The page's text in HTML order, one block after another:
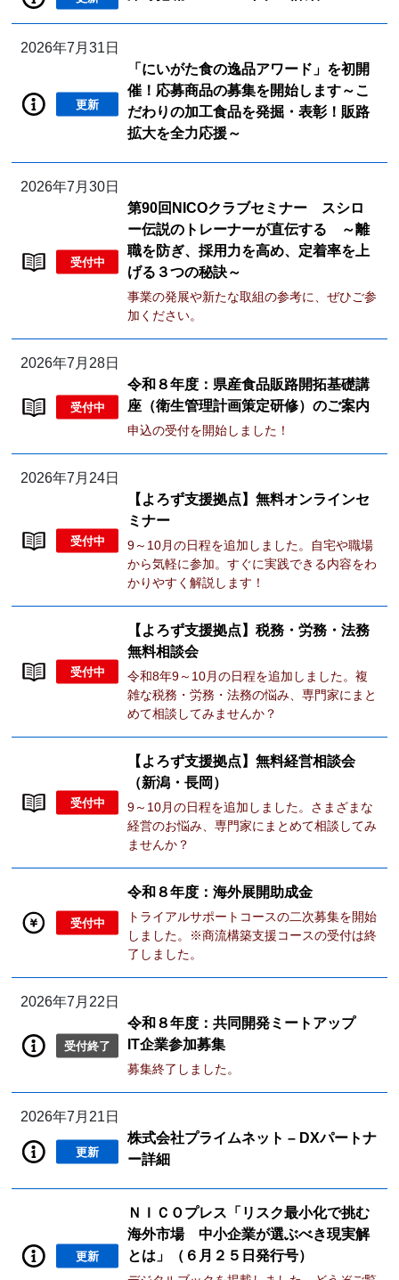
2026年7月31日
更新
「にいがた食の逸品アワード」を初開
催！応募商品の募集を開始します～こ
だわりの加工食品を発掘・表彰！販路
拡大を全力応援～
2026年7月30日
受付中
第90回NICOクラブセミナー スシロ
ー伝説のトレーナーが直伝する ～離
職を防ぎ、採用力を高め、定着率を上
げる３つの秘訣～
事業の発展や新たな取組の参考に、ぜひご参
加ください。
2026年7月28日
受付中
令和８年度：県産食品販路開拓基礎講
座（衛生管理計画策定研修）のご案内
申込の受付を開始しました！
2026年7月24日
受付中
【よろず支援拠点】無料オンラインセ
ミナー
9～10月の日程を追加しました。自宅や職場
から気軽に参加。すぐに実践できる内容をわ
かりやすく解説します！
受付中
【よろず支援拠点】税務・労務・法務
無料相談会
令和8年9～10月の日程を追加しました。複
雑な税務・労務・法務の悩み、専門家にまと
めて相談してみませんか？
受付中
【よろず支援拠点】無料経営相談会
（新潟・長岡）
9～10月の日程を追加しました。さまざまな
経営のお悩み、専門家にまとめて相談してみ
ませんか？
受付中
令和８年度：海外展開助成金
トライアルサポートコースの二次募集を開始
しました。※商流構築支援コースの受付は終
了しました。
2026年7月22日
受付終了
令和８年度：共同開発ミートアップ
IT企業参加募集
募集終了しました。
2026年7月21日
更新
株式会社プライムネット – DXパートナ
ー詳細
更新
ＮＩＣＯプレス「リスク最小化で挑む
海外市場 中小企業が選ぶべき現実解
とは」（６月２５日発行号）